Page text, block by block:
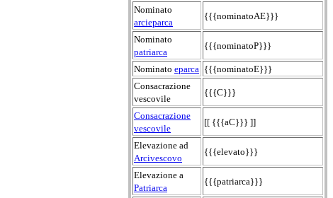
Nominato
arcieparca
{{{nominatoAE}}}
Nominato
patriarca
{{{nominatoP}}}
Nominato eparca {{{nominatoE}}}
Consacrazione
vescovile
{{{C}}}
Consacrazione
vescovile
[[ {{{aC}}} ]]
Elevazione ad
Arcivescovo
{{{elevato}}}
Elevazione a
Patriarca
{{{patriarca}}}